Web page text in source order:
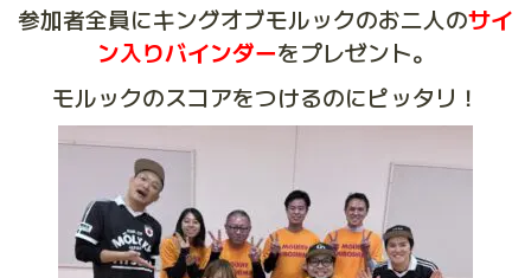
参加者全員にキングオブモルックのお二人のサイ
ン入りバインダーをプレゼント。
モルックのスコアをつけるのにピッタリ！